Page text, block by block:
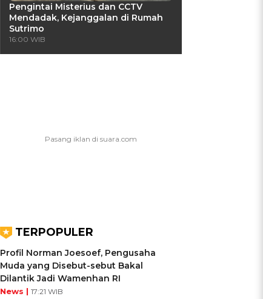
Pengintai Misterius dan CCTV
Mendadak, Kejanggalan di Rumah
Sutrimo
16:00 WIB
TERPOPULER
Profil Norman Joesoef, Pengusaha
Muda yang Disebut-sebut Bakal
Dilantik Jadi Wamenhan RI
News | 17:21 WIB